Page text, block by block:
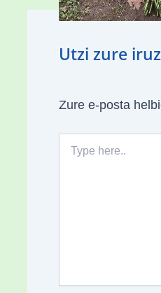
06
Utzi zure
Zure e-posta
here..